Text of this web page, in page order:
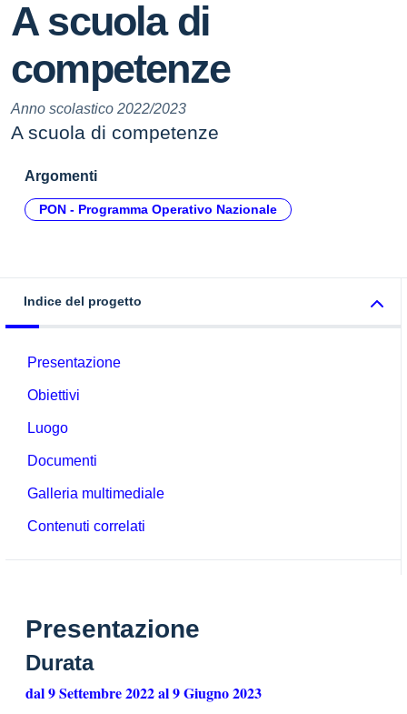
A scuola di
competenze
Anno scolastico 2022/2023
A scuola di competenze
Argomenti
PON - Programma Operativo Nazionale
Indice del progetto
Presentazione
Obiettivi
Luogo
Documenti
Galleria multimediale
Contenuti correlati
Presentazione
Durata
dal 9 Settembre 2022 al 9 Giugno 2023